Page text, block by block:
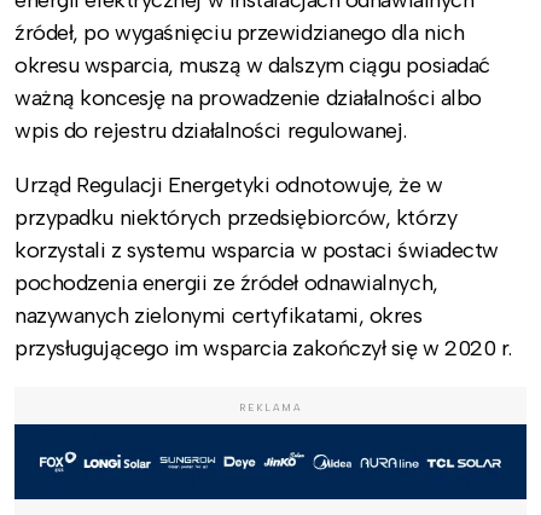
źródeł, po wygaśnięciu przewidzianego dla nich
okresu wsparcia, muszą w dalszym ciągu posiadać
ważną koncesję na prowadzenie działalności albo
wpis do rejestru działalności regulowanej.
Urząd Regulacji Energetyki odnotowuje, że w
przypadku niektórych przedsiębiorców, którzy
korzystali z systemu wsparcia w postaci świadectw
pochodzenia energii ze źródeł odnawialnych,
nazywanych zielonymi certyfikatami, okres
przysługującego im wsparcia zakończył się w 2020 r.
REKLAMA